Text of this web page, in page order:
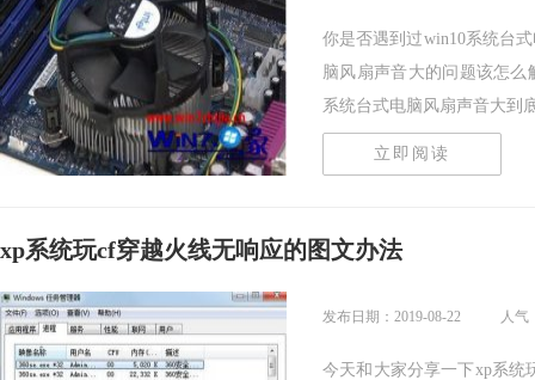
你是否遇到过win10系统台
脑风扇声音大的问题该怎么
系统台式电脑风扇声音大到
立即阅读
xp系统玩cf穿越火线无响应的图文办法
发布日期：2019-08-22 人气
今天和大家分享一下xp系统